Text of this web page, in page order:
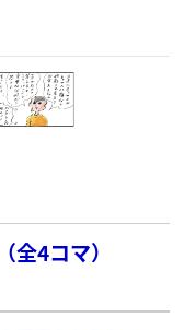
全4コマ）